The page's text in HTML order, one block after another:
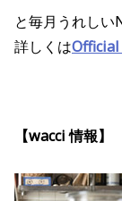
と毎月うれしい
詳しくは
【wacci 情報】